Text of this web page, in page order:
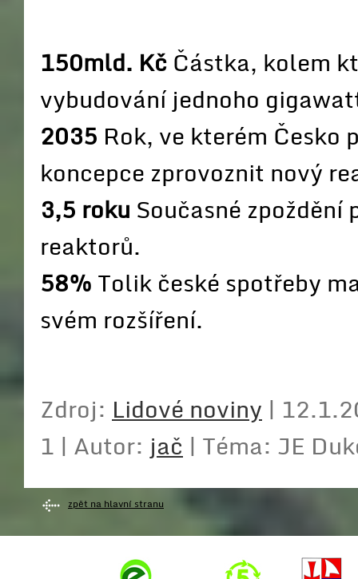
150mld. KčČástka, kolem
vybudování jednoho
2035 Rok, ve kterém Česko
koncepce zprovoznit nový
3,5 roku Současné
reaktorů.
58%Tolik české spotřeby
svém rozšíření.
Zdroj: Lidové noviny |
1 | Autor: jač | Téma: JE
zpět na hlavní stranu